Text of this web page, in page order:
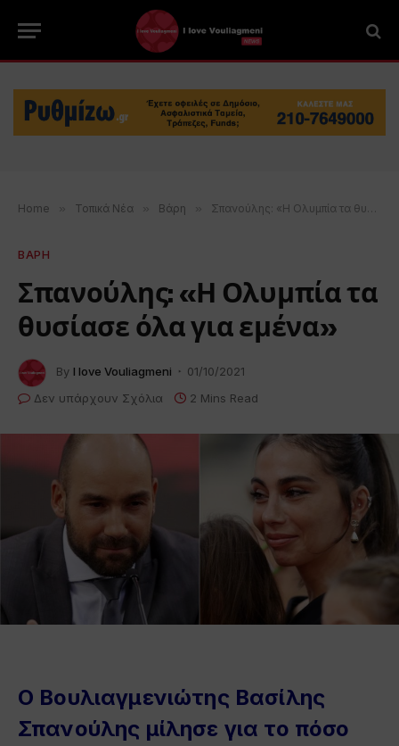
Home » Τοπικά Νέα » Βάρη » Σπανούλης: «Η Ολυμπία τα θυσίασε όλα για εμένα»
ΒΑΡΗ
Σπανούλης: «Η Ολυμπία τα
θυσίασε όλα για εμένα»
By I love Vouliagmeni
01/10/2021
Δεν υπάρχουν Σχόλια
2 Mins Read
O Βουλιαγμενιώτης Bασίλης
Σπανούλης μίλησε για το πόσο